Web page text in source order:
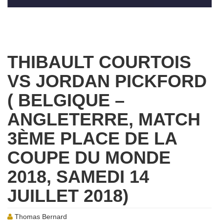
THIBAULT COURTOIS
VS JORDAN PICKFORD
( BELGIQUE –
ANGLETERRE, MATCH
3ÈME PLACE DE LA
COUPE DU MONDE
2018, SAMEDI 14
JUILLET 2018)
Thomas Bernard